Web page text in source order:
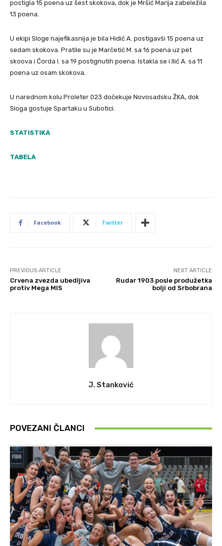
postigla 15 poena uz šest skokova, dok je Mršić Marija zabeležila
13 poena.
U ekipi Sloge najefikasnija je bila Hidić A. postigavši 15 poena uz
sedam skokova. Pratile su je Marčetić M. sa 16 poena uz pet
skoova i Ćorda I. sa 19 postignutih poena. Istakla se i Ilić A. sa 11
poena uz osam skokova.
U narednom kolu Proleter 023 dočekuje Novosadsku ŽKA, dok
Sloga gostuje Spartaku u Subotici.
STATISTIKA
TABELA
Facebook Twitter
PREVIOUS ARTICLE
Crvena zvezda ubedljiva
protiv Mega MIS
NEXT ARTICLE
Rudar 1903 posle produžetka
bolji od Srbobrana
J. Stanković
POVEZANI ČLANCI